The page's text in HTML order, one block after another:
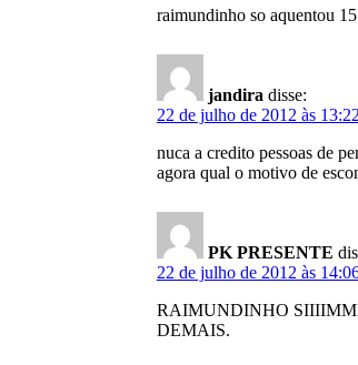
raimundinho so aquentou
jandira disse:
22 de julho de 2012 às 13:22
nuca a credito pessoas de
agora qual o motivo de
PK PRESENTE
22 de julho de 2012 às
RAIMUNDINHO SIIIIMMM
DEMAIS.